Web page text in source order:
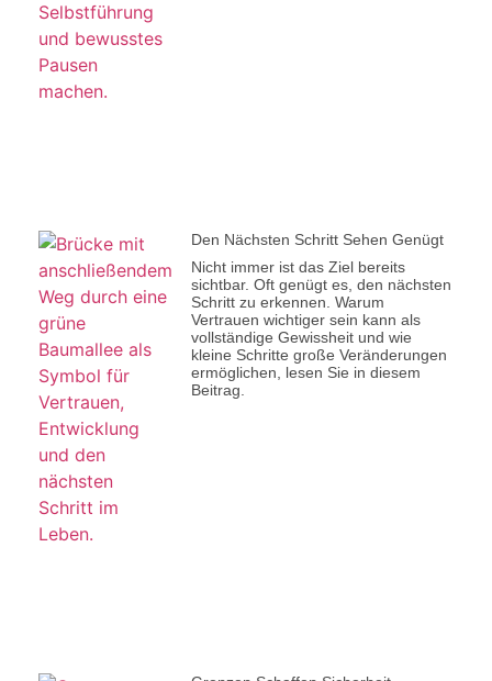
Den Nächsten Schritt Sehen Genügt
Nicht immer ist das Ziel bereits
sichtbar. Oft genügt es, den nächsten
Schritt zu erkennen. Warum
Vertrauen wichtiger sein kann als
vollständige Gewissheit und wie
kleine Schritte große Veränderungen
ermöglichen, lesen Sie in diesem
Beitrag.